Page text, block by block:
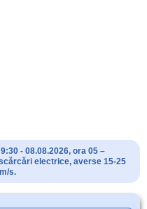
- 08.08.2026, ora 05 –
electrice, averse 15-25
s.